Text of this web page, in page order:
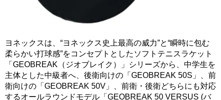
ヨネックスは、“ヨネックス史上最高の威力”と“瞬時に包む
柔らかい打球感”をコンセプトとしたソフトテニスラケット
「GEOBREAK（ジオブレイク）」シリーズから、中学生を
主体とした中級者へ、後衛向けの「GEOBREAK 50S」、前
衛向けの「GEOBREAK 50V」、前衛・後衛どちらにも対応
するオールラウンドモデル「GEOBREAK 50 VERSUS (バ